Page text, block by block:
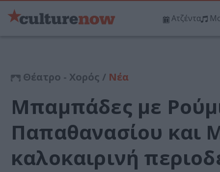
Ατζέντα
Θέατρο - Χορός / Νέα
Μπαμπάδες με
Παπαθανασίου και
καλοκαιρινή